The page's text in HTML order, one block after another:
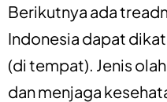
Berikutnya ada
Indonesia dapat
(di tempat). Jenis
dan menjaga